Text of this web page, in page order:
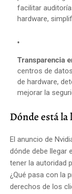
facilitar
hardware,
Transparencia
centros de
de hardware,
mejorar la
Dónde está
El anuncio de
dónde debe llegar
tener la autoridad
¿Qué pasa con la
derechos de los